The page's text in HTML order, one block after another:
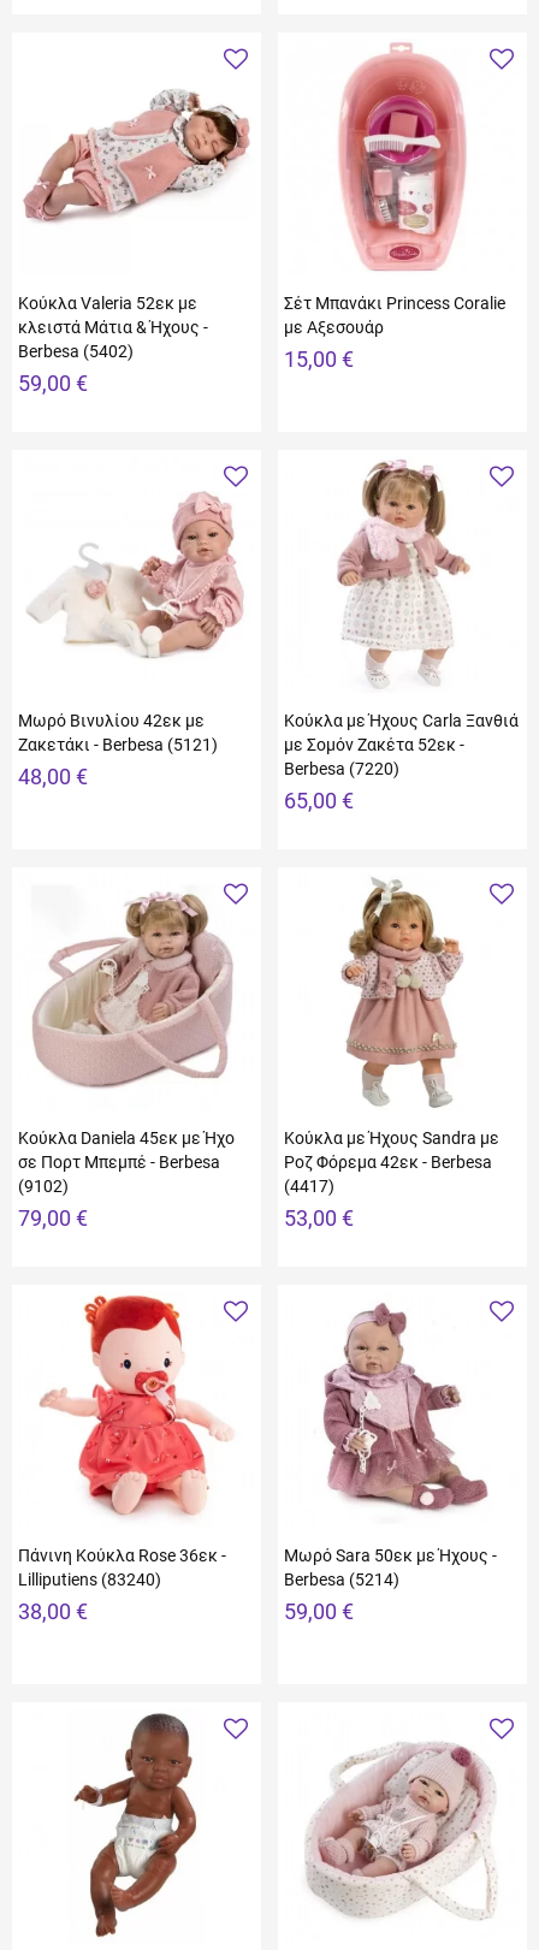
Κούκλα Valeria 52εκ με
κλειστά Μάτια & Ήχους -
Berbesa (5402)
59,00 €
Σέτ Μπανάκι Princess Coralie
με Aξεσουάρ
15,00 €
Μωρό Βινυλίου 42εκ με
Ζακετάκι - Berbesa (5121)
48,00 €
Κούκλα με Ήχους Carla Ξανθιά
με Σομόν Ζακέτα 52εκ -
Berbesa (7220)
65,00 €
Κούκλα Daniela 45εκ με Ήχο
σε Πορτ Μπεμπέ - Berbesa
(9102)
79,00 €
Κούκλα με Ήχους Sandra με
Ροζ Φόρεμα 42εκ - Berbesa
(4417)
53,00 €
Πάνινη Κούκλα Rose 36εκ -
Lilliputiens (83240)
38,00 €
Μωρό Sara 50εκ με Ήχους -
Berbesa (5214)
59,00 €